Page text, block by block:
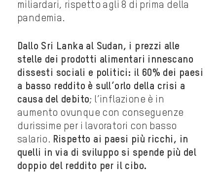
miliardari, rispetto agli 8 di prima della
pandemia.
Dallo Sri Lanka al Sudan, i prezzi alle
stelle dei prodotti alimentari innescano
dissesti sociali e politici: il 60% dei paesi
a basso reddito è sull’orlo della crisi a
causa del debito; l’inflazione è in
aumento ovunque con conseguenze
durissime per i lavoratori con basso
salario. Rispetto ai paesi più ricchi, in
quelli in via di sviluppo si spende più del
doppio del reddito per il cibo.